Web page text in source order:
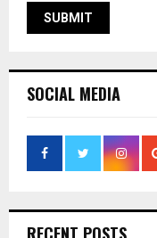
SOCIAL MEDIA